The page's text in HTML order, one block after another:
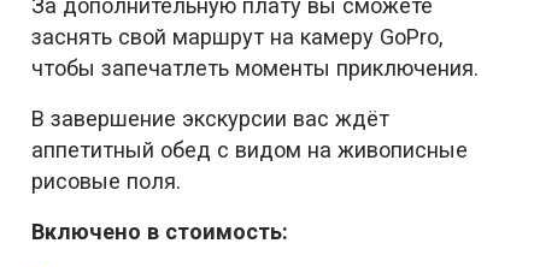
За дополнительную плату вы сможете
заснять свой маршрут на камеру GoPro,
чтобы запечатлеть моменты приключения.
В завершение экскурсии вас ждёт
аппетитный обед с видом на живописные
рисовые поля.
Включено в стоимость: